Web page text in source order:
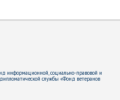
информационной, социально-правовой и
службы «Фонд ветеранов